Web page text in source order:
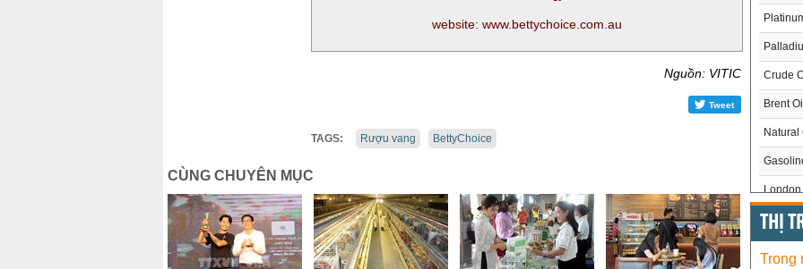
website: www.bettychoice.com.au
Nguồn: VITIC
Tweet
TAGS: Rượu vang BettyChoice
CÙNG CHUYÊN MỤC
Crude
Brent
Natural
London
US
THỊ
Trong